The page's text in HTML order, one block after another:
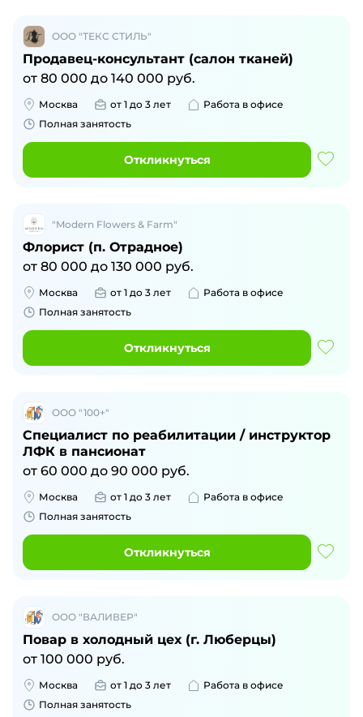
ООО "ТЕКС СТИЛЬ"
Продавец-консультант (салон тканей)
от 80 000 до 140 000 руб.
Москва от 1 до 3 лет
Работа в офисе
Полная занятость
Откликнуться
"Modern Flowers & Farm"
Флорист (п. Отрадное)
от 80 000 до 130 000 руб.
Москва от 1 до 3 лет
Работа в офисе
Полная занятость
Откликнуться
ООО "100+"
Специалист по реабилитации / инструктор
ЛФК в пансионат
от 60 000 до 90 000 руб.
Москва от 1 до 3 лет
Работа в офисе
Полная занятость
Откликнуться
ООО "ВАЛИВЕР"
Повар в холодный цех (г. Люберцы)
от 100 000 руб.
Москва от 1 до 3 лет
Работа в офисе
Полная занятость